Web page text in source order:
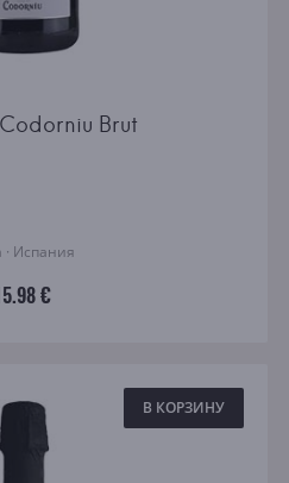
Brut
· Испания
€
В КОРЗИНУ